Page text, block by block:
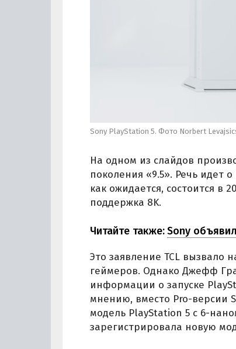
Sony PlayStation 5. Фото Norbert
На одном из слайдов
поколения «9.5». Речь идет
как ожидается, состоится в
поддержка 8K.
Читайте также:Sony
Это заявление TCL вызвало
геймеров. Однако Джефф
информации о запуске
мнению, вместо Pro-версии
модель PlayStation 5 с 6-
зарегистрировала новую